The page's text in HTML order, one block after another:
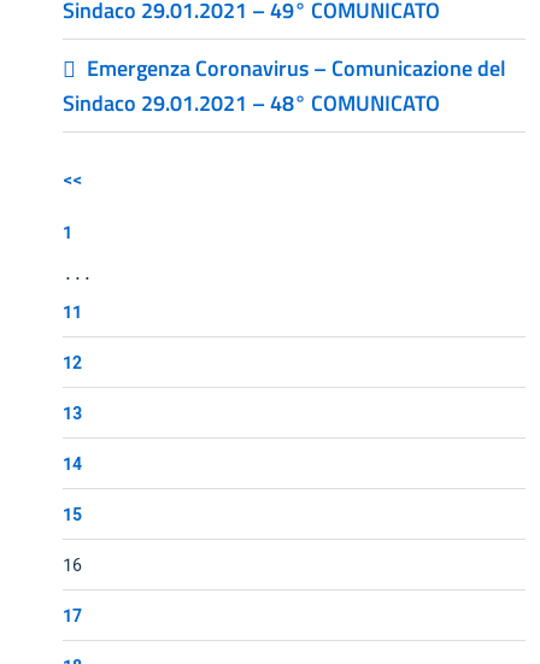
Sindaco 29.01.2021 – 49° COMUNICATO
Emergenza Coronavirus – Comunicazione del
Sindaco 29.01.2021 – 48° COMUNICATO
<<
1
...
11
12
13
14
15
16
17